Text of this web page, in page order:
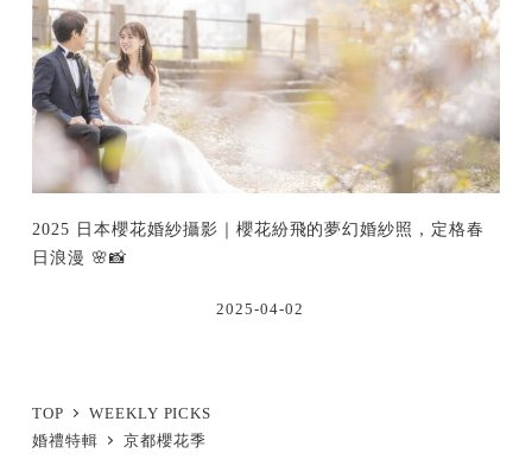
2025 日本櫻花婚紗攝影｜櫻花紛飛的夢幻婚紗照，定格春
日浪漫 🌸📸
2025-04-02
TOP
WEEKLY PICKS
婚禮特輯
京都櫻花季